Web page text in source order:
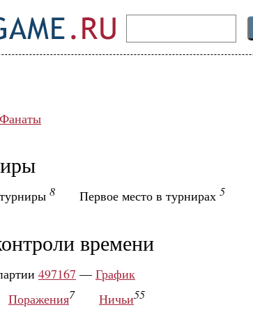
8 Первое место в турнирах 5
времени
497167 — График
Поражения7 Ничьи55